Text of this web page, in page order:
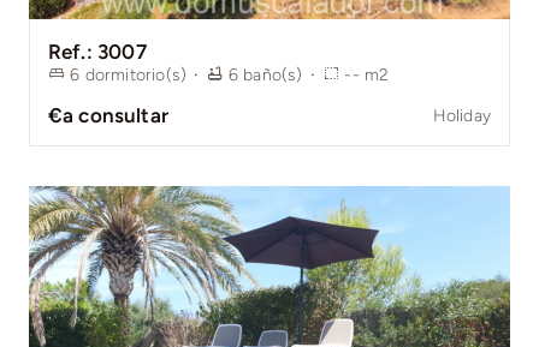
Ref.: 3007
6 dormitorio(s) · 6 baño(s) · -- m2
€a consultar Holiday